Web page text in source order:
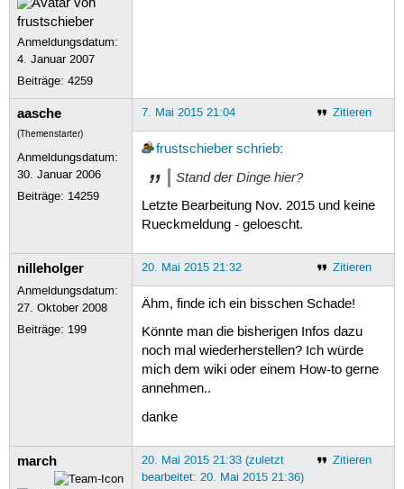
Anmeldungsdatum:
4. Januar 2007
Beiträge:4259
aasche
(Themenstarter)
Anmeldungsdatum:
30. Januar 2006
Beiträge: 14259
Zitieren
7. Mai 2015 21:04
frustschieber schrieb:
Stand der Dinge hier?
Letzte Bearbeitung Nov. 2015 und keine
Rueckmeldung - geloescht.
nilleholger
Anmeldungsdatum:
27. Oktober 2008
Beiträge: 199
Zitieren
20. Mai 2015 21:32
Ähm, finde ich ein bisschen Schade!
Könnte man die bisherigen Infos dazu
noch mal wiederherstellen? Ich würde
mich dem wiki oder einem How-to gerne
annehmen..
danke
march Zitieren
20. Mai 2015 21:33 (zuletzt
bearbeitet: 20. Mai 2015 21:36)